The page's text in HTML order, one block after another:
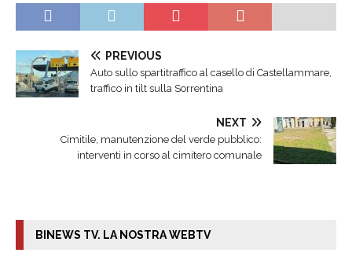
PREVIOUS
Auto sullo spartitraffico al casello di Castellammare,
traffico in tilt sulla Sorrentina
NEXT
Cimitile, manutenzione del verde pubblico:
interventi in corso al cimitero comunale
BINEWS TV. LA NOSTRA WEBTV